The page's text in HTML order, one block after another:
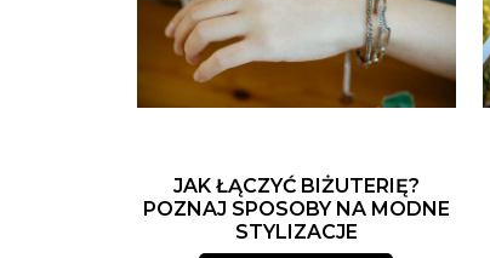
JAK ŁĄCZYĆ BIŻUTERIĘ?
POZNAJ SPOSOBY NA MODNE
STYLIZACJE